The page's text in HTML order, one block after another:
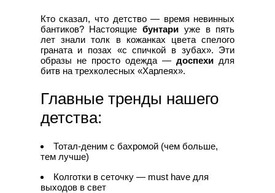
Кто сказал, что детство — время невинных
бантиков? Настоящиебунтари уже в пять
лет знали толк в кожанках цвета спелого
граната и позах «с спичкой в зубах». Эти
образы не просто одежда —доспехи для
битв на трехколесных «Харлеях».
Главные тренды нашего
детства:
Тотал-деним с бахромой (чем больше,
тем лучше)
Колготки в сеточку — must have для
выходов в свет